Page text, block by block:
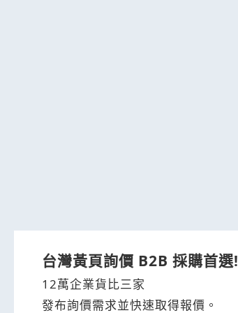
台灣黃頁詢價 B2B 採購首選!
12萬企業貨比三家
發布詢價需求並快速取得報價。